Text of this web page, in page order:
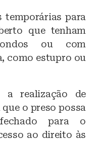
temporárias para
que tenham
ou com
como estupro ou
a realização de
o preso possa
para o
ao direito às